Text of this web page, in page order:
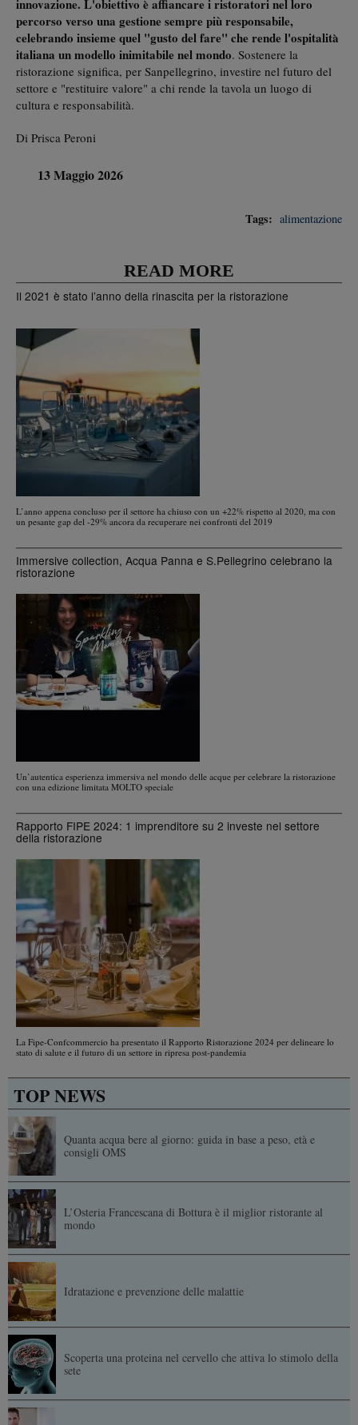
innovazione. L'obiettivo è affiancare i ristoratori nel loro
percorso verso una gestione sempre più responsabile,
celebrando insieme quel "gusto del fare" che rende l'ospitalità
italiana un modello inimitabile nel mondo. Sostenere la
ristorazione significa, per Sanpellegrino, investire nel futuro del
settore e "restituire valore" a chi rende la tavola un luogo di
cultura e responsabilità.
Di Prisca Peroni
13 Maggio 2026
Tags: alimentazione
READ MORE
Il 2021 è stato l’anno della rinascita per la ristorazione
L’anno appena concluso per il settore ha chiuso con un +22% rispetto al 2020, ma con
un pesante gap del -29% ancora da recuperare nei confronti del 2019
Immersive collection, Acqua Panna e S.Pellegrino celebrano la
ristorazione
Un’autentica esperienza immersiva nel mondo delle acque per celebrare la ristorazione
con una edizione limitata MOLTO speciale
Rapporto FIPE 2024: 1 imprenditore su 2 investe nel settore
della ristorazione
La Fipe-Confcommercio ha presentato il Rapporto Ristorazione 2024 per delineare lo
stato di salute e il futuro di un settore in ripresa post-pandemia
TOP NEWS
Quanta acqua bere al giorno: guida in base a peso, età e
consigli OMS
L’Osteria Francescana di Bottura è il miglior ristorante al
mondo
Idratazione e prevenzione delle malattie
Scoperta una proteina nel cervello che attiva lo stimolo della
sete